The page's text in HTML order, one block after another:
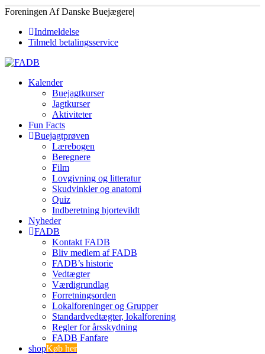
Foreningen Af Danske Buejægere|
Indmeldelse
Tilmeld betalingsservice
Kalender
Buejagtkurser
Jagtkurser
Aktiviteter
Fun Facts
Buejagtprøven
Lærebogen
Beregnere
Film
Lovgivning og litteratur
Skudvinkler og anatomi
Quiz
Indberetning hjortevildt
Nyheder
FADB
Kontakt FADB
Bliv medlem af FADB
FADB’s historie
Vedtægter
Værdigrundlag
Forretningsorden
Lokalforeninger og Grupper
Standardvedtægter, lokalforening
Regler for årsskydning
FADB Fanfare
shopKøb her